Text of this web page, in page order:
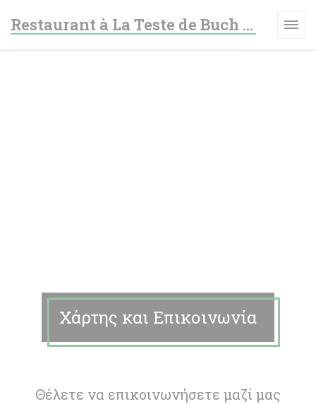
Restaurant à La Teste de Buch - Le fer à cheval
Χάρτης και Επικοινωνία
Θέλετε να επικοινωνήσετε μαζί μας